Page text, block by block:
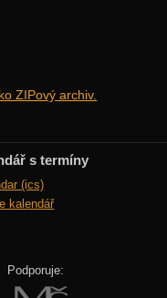
ZIPový archiv.
s termíny
(ics)
kalendář
Podporuje: